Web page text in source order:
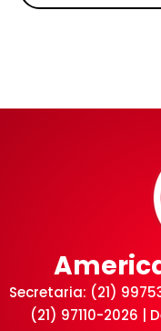
Secretaria: (21)
(21) 97110-2026 |